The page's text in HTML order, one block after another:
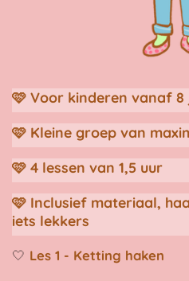
🩷 Voor kinderen vanaf
🩷 Kleine groep van
🩷 4 lessen van 1,5 uur
🩷 Inclusief materiaal,
iets lekkers
🤍 Les 1 - Ketting haken